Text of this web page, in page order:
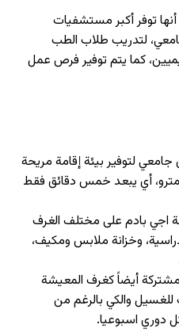
توفر أكبر مستشفيات
لتدريب طلاب الطب
كما يتم توفير فرص عمل
لتوفير بيئة إقامة مريحة
أي يبعد خمس دقائق فقط
اجي بادم على مختلف الغرف
وخزانة ملابس ومكيف،
أيضاً كغرف المعيشة
والكي بالرغم من
دوري اسبوعيا.